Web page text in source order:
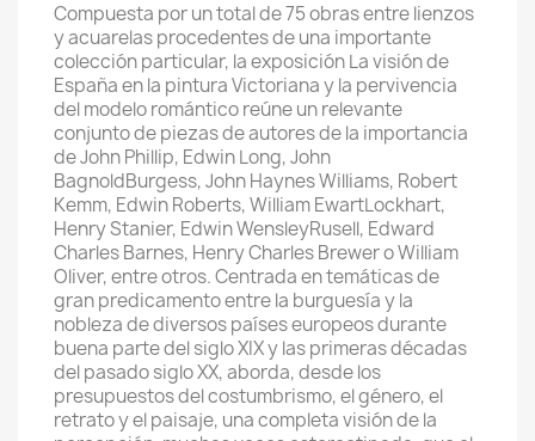
Compuesta por un total de 75 obras entre lienzos
y acuarelas procedentes de una importante
colección particular, la exposición La visión de
España en la pintura Victoriana y la pervivencia
del modelo romántico reúne un relevante
conjunto de piezas de autores de la importancia
de John Phillip, Edwin Long, John
BagnoldBurgess, John Haynes Williams, Robert
Kemm, Edwin Roberts, William EwartLockhart,
Henry Stanier, Edwin WensleyRusell, Edward
Charles Barnes, Henry Charles Brewer o William
Oliver, entre otros. Centrada en temáticas de
gran predicamento entre la burguesía y la
nobleza de diversos países europeos durante
buena parte del siglo XIX y las primeras décadas
del pasado siglo XX, aborda, desde los
presupuestos del costumbrismo, el género, el
retrato y el paisaje, una completa visión de la